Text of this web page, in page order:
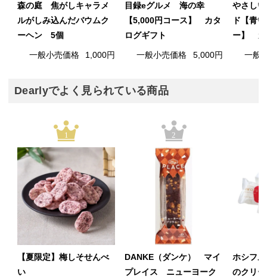
森の庭 焦がしキャラメ
ルがしみ込んだバウムク
ーヘン 5個
一般小売価格 1,000円
目録eグルメ 海の幸
【5,000円コース】 カタ
ログギフト
一般小売価格 5,000円
やさし
ド【青
ー】 カ
一般
Dearlyでよく見られている商品
1
【夏限定】梅しそせんべ
い
2
DANKE（ダンケ） マイ
プレイス ニューヨーク
ホシフ
のクリ